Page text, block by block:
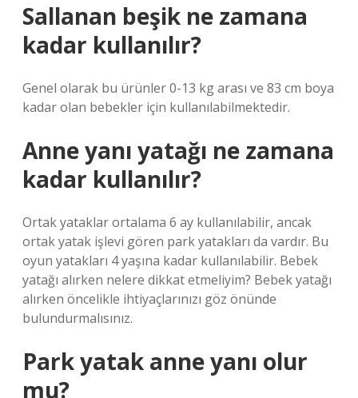
Sallanan beşik ne zamana
kadar kullanılır?
Genel olarak bu ürünler 0-13 kg arası ve 83 cm boya
kadar olan bebekler için kullanılabilmektedir.
Anne yanı yatağı ne zamana
kadar kullanılır?
Ortak yataklar ortalama 6 ay kullanılabilir, ancak
ortak yatak işlevi gören park yatakları da vardır. Bu
oyun yatakları 4 yaşına kadar kullanılabilir. Bebek
yatağı alırken nelere dikkat etmeliyim? Bebek yatağı
alırken öncelikle ihtiyaçlarınızı göz önünde
bulundurmalısınız.
Park yatak anne yanı olur
mu?